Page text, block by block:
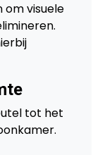
om visuele
tot het